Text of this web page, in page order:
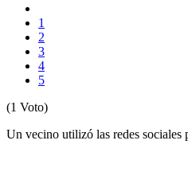
1
2
3
4
5
(1 Voto)
Un vecino utilizó las redes